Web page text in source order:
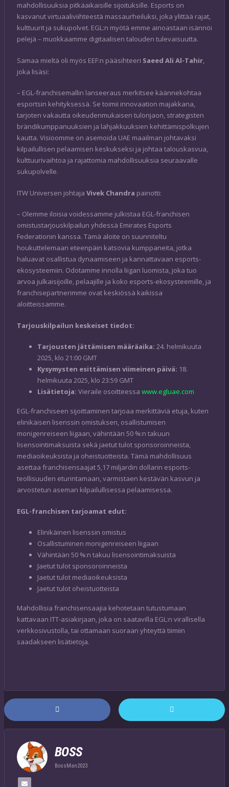
mahdollisuuksia pitkäaikaisille sijoituksille. Esports on
kasvanut virtuaaliviihteestä massaurheiluksi, joka ylittää rajat,
kulttuurit ja sukupolvet. EGL:n myötä emme ainoastaan isännöi
pelejä – muokkaamme digitaalisen talouden tulevaisuutta.
Samaa mieltä oli myös EEF:n pääsihteeri Saeed Ali Al-Tahir,
joka lisäsi:
– EGL-franchisemallin lanseeraus merkitsee käännekohtaa
esportsin kehityksessä. Se toimii innovaation majakkana,
tarjoten vakautta oikeudenmukaisen tulonjaon, strategisten
brändikumppanuuksien ja lahjakkuuksien kehittämispolkujen
kautta. Visioomme on asemoida UAE maailman johtavaksi
kilpailullisen pelaamisen keskukseksi ja johtaa talouskasvua,
kulttuurivaihtoa ja rajattomia mahdollisuuksia seuraavalle
sukupolvelle.
ITW Universen johtaja Vivek Chandra painotti:
– Olemme iloisia voidessamme julkistaa EGL-franchisen
omistustarjouskilpailun yhdessä Emirates Esports
Federationin kanssa. Tämä aloite on suunniteltu
houkuttelemaan eteenpäin katsovia kumppaneita, jotka
haluavat osallistua dynaamiseen ja kannattavaan esports-
ekosysteemiin. Odotamme innolla liigan luomista, joka tuo
arvoa julkaisijoille, pelaajille ja koko esports-ekosysteemille, ja
franchisepartnerimme ovat keskiössä kaikissa
aloitteissamme.
Tarjouskilpailun keskeiset tiedot:
Tarjousten jättämisen määräaika: 24. helmikuuta
2025, klo 21:00 GMT
Kysymysten esittämisen viimeinen päivä: 18.
helmikuuta 2025, klo 23:59 GMT
Lisätietoja: Vieraile osoitteessa www.egluae.com
EGL-franchiseen sijoittaminen tarjoaa merkittäviä etuja, kuten
elinikäisen lisenssin omistuksen, osallistumisen
monigenreiseen liigaan, vähintään 50 %:n takuun
lisensointimaksuista sekä jaetut tulot sponsoroinneista,
mediaoikeuksista ja oheistuotteista. Tämä mahdollisuus
asettaa franchisensaajat 5,17 miljardin dollarin esports-
teollisuuden eturintamaan, varmistaen kestävän kasvun ja
arvostetun aseman kilpailullisessa pelaamisessa.
EGL-franchisen tarjoamat edut:
Elinikäinen lisenssin omistus
Osallistuminen monigenreiseen liigaan
Vähintään 50 %:n takuu lisensointimaksuista
Jaetut tulot sponsoroinneista
Jaetut tulot mediaoikeuksista
Jaetut tulot oheistuotteista
Mahdollisia franchisensaajia kehotetaan tutustumaan
kattavaan ITT-asiakirjaan, joka on saatavilla EGL:n virallisella
verkkosivustolla, tai ottamaan suoraan yhteyttä tiimiin
saadakseen lisätietoja.
BOSS
BossMan2023